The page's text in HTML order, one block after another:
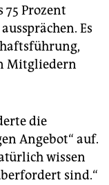
Prozent
Es
Mitgliedern
die
Angebot“ auf.
wissen
sind.“